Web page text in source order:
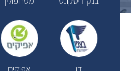
אפיקים דן